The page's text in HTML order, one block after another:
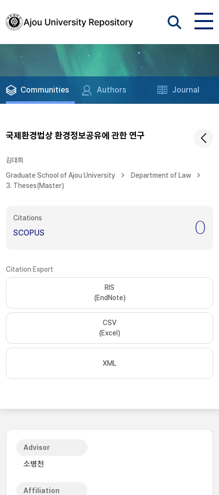
Communities Authors Journal
국제환경법상 환경정보공유에 관한 연구
김대희
Graduate School of Ajou University
Department of Law
3. Theses(Master)
Citations
SCOPUS 0
Citation Export
RIS
(EndNote)
CSV
(Excel)
XML
Advisor
소병천
Affiliation